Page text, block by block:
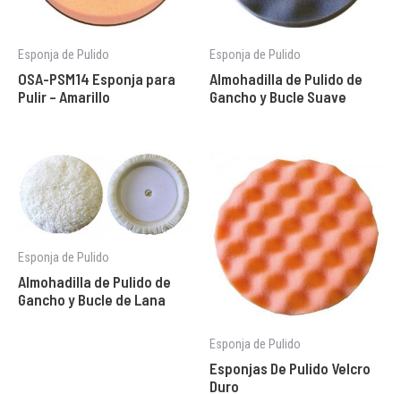
Esponja de Pulido
OSA-PSM14 Esponja para
Pulir – Amarillo
Esponja de Pulido
Almohadilla de Pulido de
Gancho y Bucle Suave
Esponja de Pulido
Almohadilla de Pulido de
Gancho y Bucle de Lana
Esponja de Pulido
Esponjas De Pulido Velcro
Duro